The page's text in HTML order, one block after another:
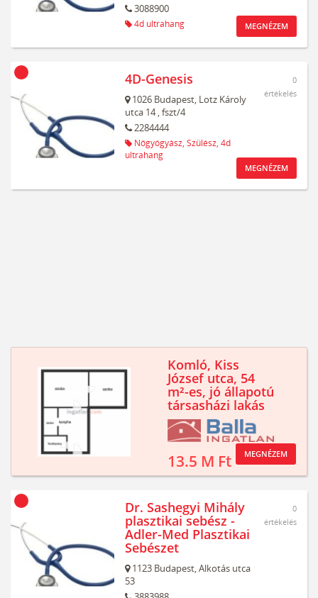
3088900
4d ultrahang MEGNÉZEM
4D-Genesis
1026 Budapest, Lotz Károly
utca 14, fszt/4
2284444
Nőgyógyász, Szülész, 4d
ultrahang
0
értékelés
MEGNÉZEM
Komló, Kiss
József utca, 54
m²-es, jó állapotú
társasházi lakás
13.5 M Ft MEGNÉZEM
Dr. Sashegyi Mihály
plasztikai sebész -
Adler-Med Plasztikai
Sebészet
1123 Budapest,Alkotás utca
53
0
értékelés